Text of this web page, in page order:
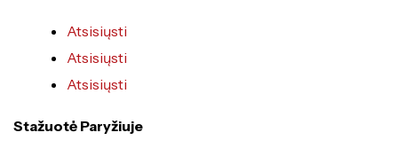
Atsisiųsti
Atsisiųsti
Atsisiųsti
Stažuotė Paryžiuje